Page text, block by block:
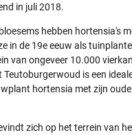
in juli 2018.
hebben hortensia's
in de 19e eeuw als
van ongeveer 10.000
Teutoburgerwoud is een
hortensia met zijn oude
zich op het terrein van